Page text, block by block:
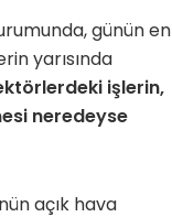
günün en
yarısında
işlerin,
neredeyse
açık hava